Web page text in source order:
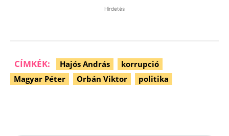
Hirdetés
CÍMKÉK: Hajós András
korrupció
Magyar Péter
Orbán Viktor politika